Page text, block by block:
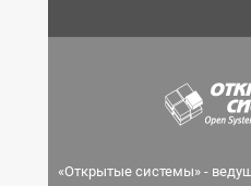
«Открытые системы» -